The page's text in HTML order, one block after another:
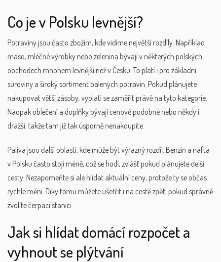
Co je v Polsku levnější?
Potraviny jsou často zbožím, kde vidíme největší rozdíly. Například
maso, mléčné výrobky nebo zelenina bývají v některých polských
obchodech mnohem levnější než v Česku. To platí i pro základní
suroviny a široký sortiment balených potravin. Pokud plánujete
nakupovat větší zásoby, vyplatí se zaměřit právě na tyto kategorie.
Naopak oblečení a doplňky bývají cenově podobné nebo někdy i
dražší, takže tam již tak úsporně nenakoupíte.
Paliva jsou další oblastí, kde může být výrazný rozdíl. Benzín a nafta
v Polsku často stojí méně, což se hodí, zvlášť pokud plánujete delší
cesty. Nezapomeňte si ale hlídat aktuální ceny, protože ty se občas
rychle mění. Díky tomu můžete ušetřit i na cestě zpět, pokud správně
zvolíte čerpací stanici.
Jak si hlídat domácí rozpočet a
vyhnout se plýtvání